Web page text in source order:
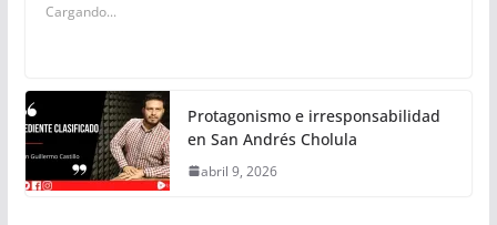
Cargando...
Protagonismo e irresponsabilidad
en San Andrés Cholula
abril 9, 2026